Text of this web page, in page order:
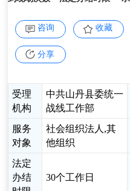
咨询 收藏
分享
受理
机构
中共山丹县委统一
战线工作部
服务
对象
社会组织法人,其
他组织
法定
办结
30个工作日